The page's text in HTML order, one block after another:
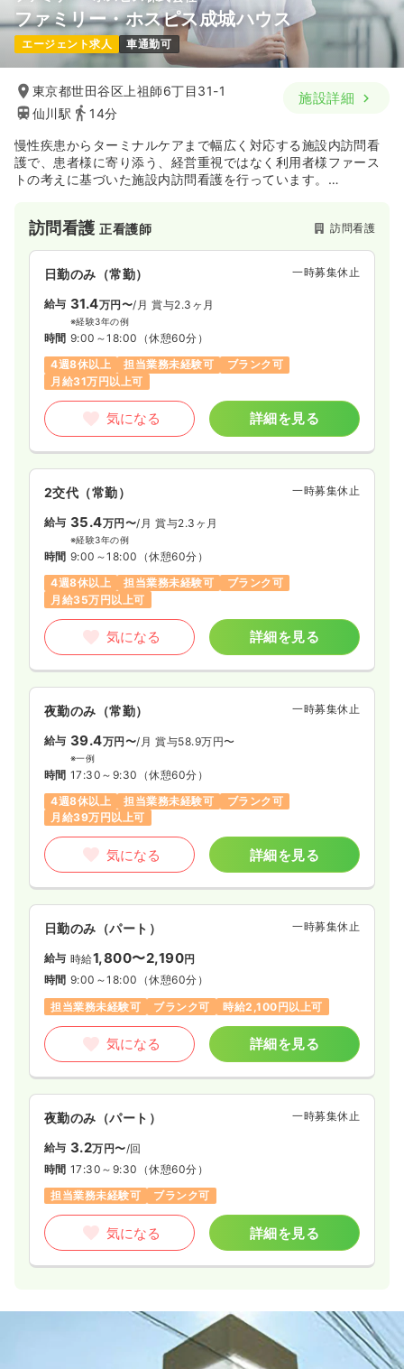
ファミリー・ホスピス成城ハウス
エージェント求人 車通勤可
東京都世田谷区上祖師6丁目31-1
仙川駅
14分
施設詳細
慢性疾患からターミナルケアまで幅広く対応する施設内訪問看
護で、患者様に寄り添う、経営重視ではなく利用者様ファース
トの考えに基づいた施設内訪問看護を行っています。
訪問看護正看護師 訪問看護
日勤のみ（常勤） 一時募集休止
給与 31.4万円〜/月 賞与2.3ヶ月
※経験3年の例
時間 9:00～18:00 （休憩60分）
4週8休以上
担当業務未経験可
ブランク可
月給31万円以上可
気になる 詳細を見る
2交代（常勤） 一時募集休止
給与 35.4万円〜/月 賞与2.3ヶ月
※経験3年の例
時間 9:00～18:00 （休憩60分）
4週8休以上
担当業務未経験可
ブランク可
月給35万円以上可
気になる 詳細を見る
夜勤のみ（常勤） 一時募集休止
給与 39.4万円〜/月 賞与58.9万円〜
※一例
時間 17:30～9:30 （休憩60分）
4週8休以上
担当業務未経験可
ブランク可
月給39万円以上可
気になる 詳細を見る
日勤のみ（パート） 一時募集休止
給与 時給1,800〜2,190円
時間 9:00～18:00 （休憩60分）
担当業務未経験可
ブランク可 時給2,100円以上可
気になる 詳細を見る
夜勤のみ（パート） 一時募集休止
給与 3.2万円〜/回
時間 17:30～9:30 （休憩60分）
担当業務未経験可
ブランク可
気になる 詳細を見る